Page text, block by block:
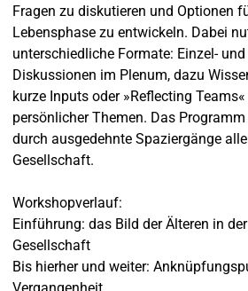
Fragen zu diskutieren und Optionen
Lebensphase zu entwickeln. Dabei
unterschiedliche Formate: Einzel-
Diskussionen im Plenum, dazu
kurze Inputs oder »Reflecting
persönlicher Themen. Das
durch ausgedehnte Spaziergänge
Gesellschaft.
Workshopverlauf:
Einführung: das Bild der Älteren in
Gesellschaft
Bis hierher und weiter: